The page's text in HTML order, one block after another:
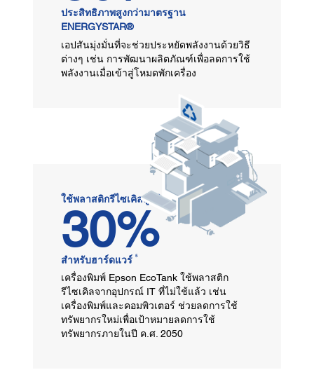
ประสิทธิภาพสูงกว่ามาตรฐาน
ENERGYSTAR®
เอปสันมุ่งมั่นที่จะช่วยประหยัดพลังงานด้วยวิธี
ต่างๆ เช่น การพัฒนาผลิตภัณฑ์เพื่อลดการใช้
พลังงานเมื่อเข้าสู่โหมดพักเครื่อง
ใช้พลาสติกรีไซเคิลสูงถึง
30%
สำหรับฮาร์ดแวร์5
เครื่องพิมพ์ Epson EcoTank ใช้พลาสติก
รีไซเคิลจากอุปกรณ์ IT ที่ไม่ใช้แล้ว เช่น
เครื่องพิมพ์และคอมพิวเตอร์ ช่วยลดการใช้
ทรัพยากรใหม่เพื่อเป้าหมายลดการใช้
ทรัพยากรภายในปี ค.ศ. 2050